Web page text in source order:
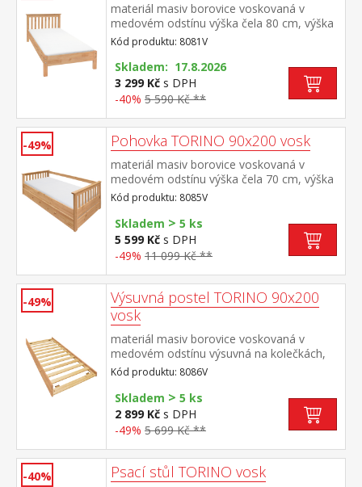
materiál masiv borovice voskovaná v
medovém odstínu výška čela 80 cm, výška
sedu 38 cm, cena bez roštu a
matrace minimální doporučená výška
matrace 15 cm doporučený rozměr
matrace 90 × 200 cm a rošt R1 doporučená
nosnost do 120 kg
Kód produktu: 8081V
Skladem: 17.8.2026
3 299 Kč s DPH
-40% 5 590 Kč **
-49% Pohovka TORINO 90x200 vosk
materiál masiv borovice voskovaná v
medovém odstínu výška čela 70 cm, výška
sedu 42 cm, cena bez roštu a
matrace minimální doporučená výška
matrace 15 cm doporučený rozměr
matrace 90 × 200 cm a rošt R1 k pohovce
možno dokoupit výsuvnou přistýlku
Kód produktu: 8085V
Skladem > 5 ks
5 599 Kč s DPH
-49% 11 099 Kč **
-49%
Výsuvná postel TORINO 90x200
vosk
materiál masiv borovice voskovaná v
medovém odstínu výsuvná na kolečkách,
cena bez matrace maximální doporučená
výška matrace 14 cm doporučený rozměr
matrace 90 × 200 cm vhodná jako výsuvná
přistýlka k pohovce TORINO 8085V
Kód produktu: 8086V
Skladem > 5 ks
2 899 Kč s DPH
-49% 5 699 Kč **
-40% Psací stůl TORINO vosk